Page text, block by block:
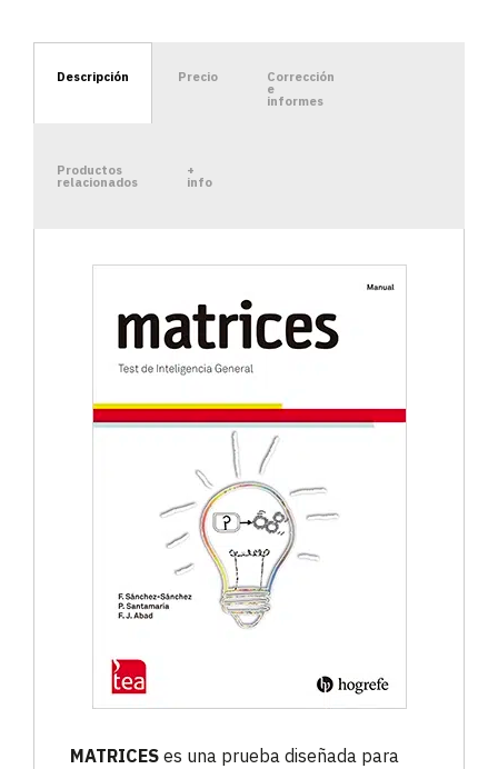
Descripción Precio Corrección
e
informes
Productos
relacionados
+
info
MATRICES es una prueba diseñada para